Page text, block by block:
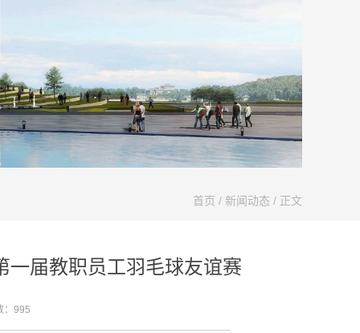
首页 / 新闻动态 / 正文
届教职员工羽毛球友谊赛
995